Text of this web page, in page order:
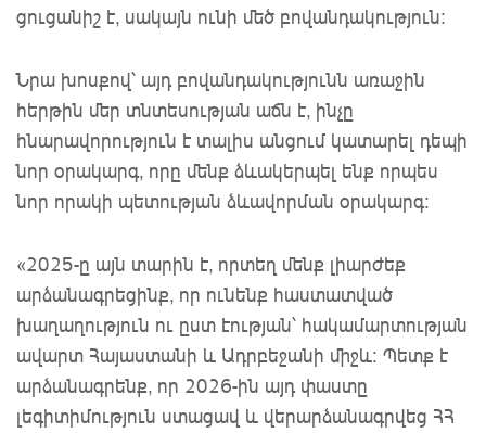
ցուցանիշ է, սակայն ունի մեծ բովանդակություն:
Նրա խոսքով՝ այդ բովանդակությունն առաջին
հերթին մեր տնտեսության աճն է, ինչը
հնարավորություն է տալիս անցում կատարել դեպի
նոր օրակարգ, որը մենք ձևակերպել ենք որպես
նոր որակի պետության ձևավորման օրակարգ:
«2025-ը այն տարին է, որտեղ մենք լիարժեք
արձանագրեցինք, որ ունենք հաստատված
խաղաղություն ու ըստ էության՝ հակամարտության
ավարտ Հայաստանի և Ադրբեջանի միջև: Պետք է
արձանագրենք, որ 2026-ին այդ փաստը
լեգիտիմություն ստացավ և վերարձանագրվեց ՀՀ